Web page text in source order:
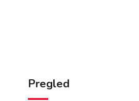
Pregled